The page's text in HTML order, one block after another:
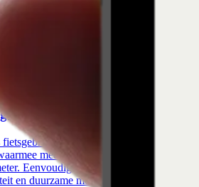
(Trappers)
met Trappers: een slim
medewerkers punten sparen voor
Eenvoudig, motiverend en bewezen
en duurzame mobiliteit.